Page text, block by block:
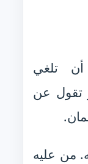
أن تلغي
تقول عن
من عليه